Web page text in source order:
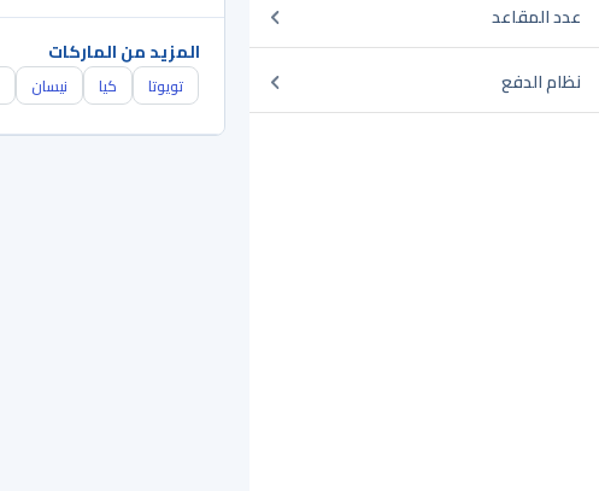
عدد المقاعد
نظام الدفع
المزيد من الماركات
تويوتا كيا نيسان